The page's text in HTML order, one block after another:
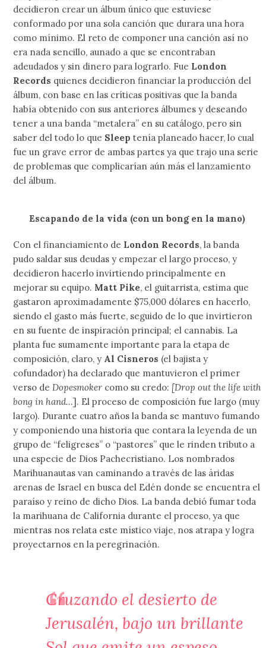
decidieron crear un álbum único que estuviese
conformado por una sola canción que durara una hora
como mínimo. El reto de componer una canción así no
era nada sencillo, aunado a que se encontraban
adeudados y sin dinero para lograrlo. Fue London
Records quienes decidieron financiar la producción del
álbum, con base en las críticas positivas que la banda
había obtenido con sus anteriores álbumes y deseando
tener a una banda “metalera” en su catálogo, pero sin
saber del todo lo que Sleep tenía planeado hacer, lo cual
fue un grave error de ambas partes ya que trajo una serie
de problemas que complicarían aún más el lanzamiento
del álbum.
Escapando de la vida (con un bong en la mano)
Con el financiamiento de London Records, la banda
pudo saldar sus deudas y empezar el largo proceso, y
decidieron hacerlo invirtiendo principalmente en
mejorar su equipo. Matt Pike, el guitarrista, estima que
gastaron aproximadamente $75,000 dólares en hacerlo,
siendo el gasto más fuerte, seguido de lo que invirtieron
en su fuente de inspiración principal; el cannabis. La
planta fue sumamente importante para la etapa de
composición, claro, y Al Cisneros (el bajista y
cofundador) ha declarado que mantuvieron el primer
verso de Dopesmoker como su credo: [Drop out the life with
bong in hand…]. El proceso de composición fue largo (muy
largo). Durante cuatro años la banda se mantuvo fumando
y componiendo una historia que contara la leyenda de un
grupo de “feligreses” o “pastores” que le rinden tributo a
una especie de Dios Pachecristiano. Los nombrados
Marihuanautas van caminando a través de las áridas
arenas de Israel en busca del Edén donde se encuentra el
paraíso y reino de dicho Dios. La banda debió fumar toda
la marihuana de California durante el proceso, ya que
mientras nos relata este místico viaje, nos atrapa y logra
proyectarnos en la peregrinación.
Cruzando el desierto de
Jerusalén, bajo un brillante